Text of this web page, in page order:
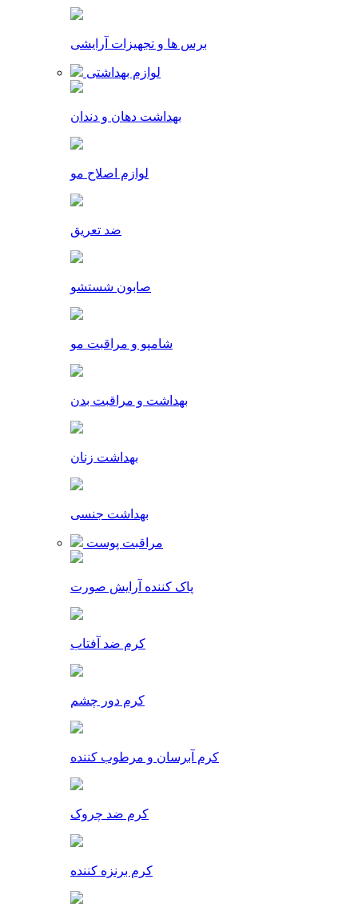
برس ها و تجهیزات آرایشی
لوازم بهداشتی
بهداشت دهان و دندان
لوازم اصلاح مو
ضد تعریق
صابون شستشو
شامپو و مراقبت مو
بهداشت و مراقبت بدن
بهداشت زنان
بهداشت جنسی
مراقبت پوست
پاک کننده آرایش صورت
کرم ضد آفتاب
کرم دور چشم
کرم آبرسان و مرطوب کننده
کرم ضد چروک
کرم برنزه کننده